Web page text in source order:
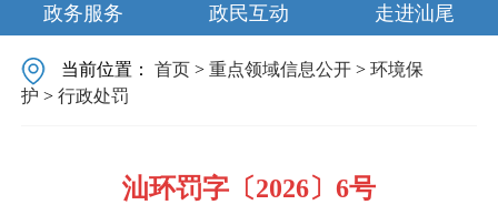
政务服务
政民互动 走进汕尾
当前位置：首页 >重点领域信息公开 >环境保
护 >行政处罚
汕环罚字〔2026〕6号